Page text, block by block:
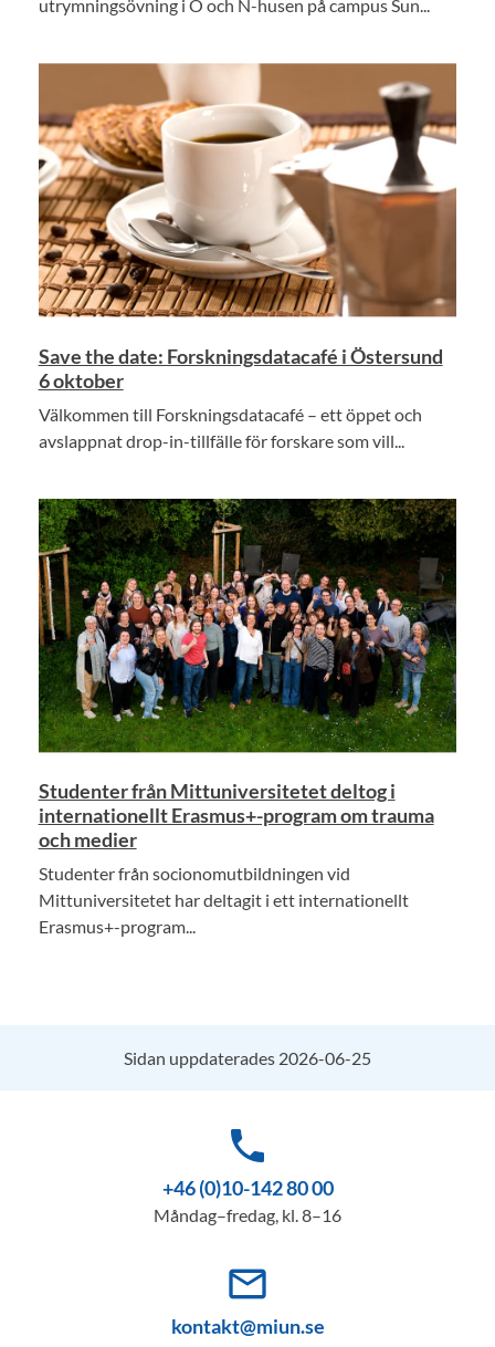
utrymningsövning i O och N-husen på campus Sun...
Save the date: Forskningsdatacafé i Östersund
6 oktober
Välkommen till Forskningsdatacafé – ett öppet och
avslappnat drop-in-tillfälle för forskare som vill...
Studenter från Mittuniversitetet deltog i
internationellt Erasmus+-program om trauma
och medier
Studenter från socionomutbildningen vid
Mittuniversitetet har deltagit i ett internationellt
Erasmus+-program...
Sidan uppdaterades 2026-06-25
phone
+46 (0)10-142 80 00
Måndag–fredag, kl. 8–16
mail_outline
kontakt@miun.se